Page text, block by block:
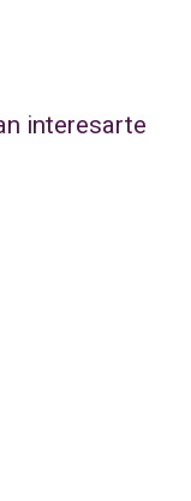
interesarte